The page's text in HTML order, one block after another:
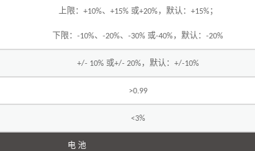
上限： +10%、 +15% 或+20% ，默认： +15% ；
下限： -10%、 -20%、 -30% 或-40% ，默认： -20%
+/- 10% 或+/- 20% ，默认： +/-10%
>0.99
<3%
电 池